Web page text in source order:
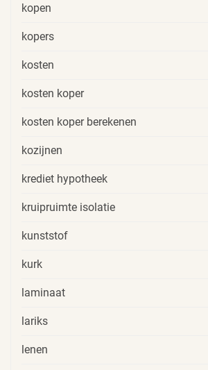
kopen
kopers
kosten
kosten koper
kosten koper berekenen
kozijnen
krediet hypotheek
kruipruimte isolatie
kunststof
kurk
laminaat
lariks
lenen